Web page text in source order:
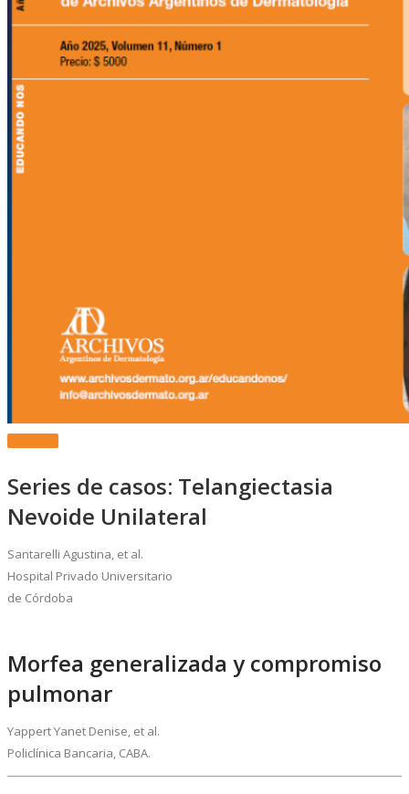
Series de casos: Telangiectasia
Nevoide Unilateral
Santarelli Agustina, et al.
Hospital Privado Universitario
de Córdoba
Morfea generalizada y compromiso
pulmonar
Yappert Yanet Denise, et al.
Policlínica Bancaria, CABA.